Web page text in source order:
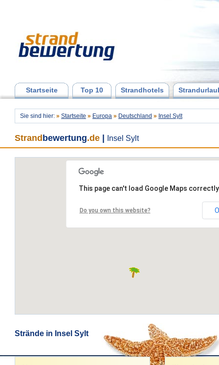
Startseite Top 10 Strandhotels
Sie sind hier: » Startseite » Europa » Deutschland » Insel Sylt
Strand bewertung.de Insel Sylt
This page can't load Google Maps
Do you own this website?
Strände in Insel Sylt